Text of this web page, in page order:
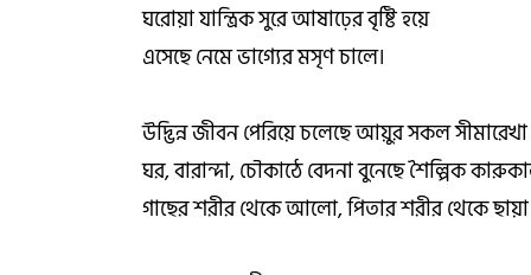
ঘরোয়া যান্ত্রিক সুরে আষাঢ়ের বৃষ্টি হয়ে
এসেছে নেমে ভাগ্যের মসৃণ চালে।
উদ্ভিন্ন জীবন পেরিয়ে চলেছে আয়ুর সকল সীমারেখা
ঘর, বারান্দা, চৌকাঠে বেদনা বুনেছে শৈল্পিক
গাছের শরীর থেকে আলো, পিতার শরীর থেকে ছায়া